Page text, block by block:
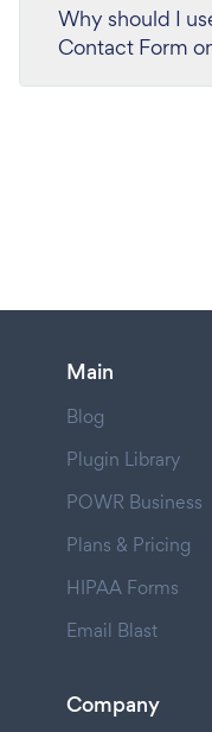
Why should I
Contact Form
Main
Blog
Plugin Library
POWR Business
Plans & Pricing
HIPAA Forms
Email Blast
Company